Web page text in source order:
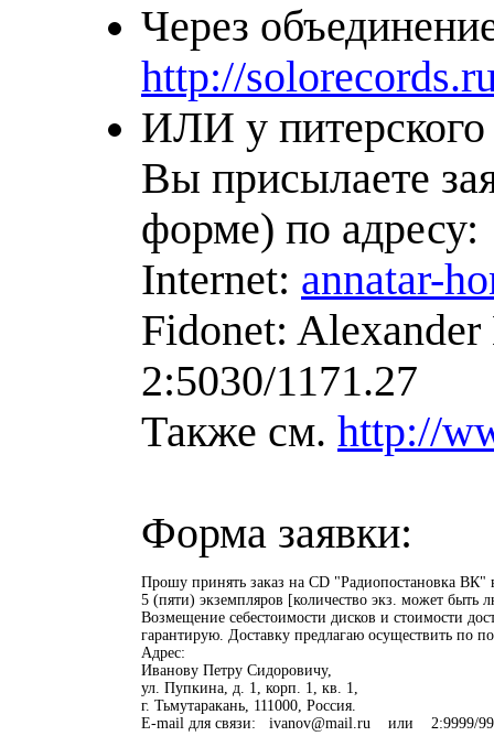
Через
http://
ИЛИ у питерского
Вы присылаете
форме) по адресу:
Internet: annatar-
Fidonet:
2:5030/1171.27
Также см. http://
Форма заявки:
Прошу принять заказ на CD "Радиопостановка ВК"
5 (пяти) экземпляров [количество экз. может быть
Возмещение себестоимости дисков и стоимости
гарантирую. Доставку предлагаю осуществить по
Адрес:
Иванову Петру Сидоровичу,
ул. Пупкина, д. 1, корп. 1, кв. 1,
г. Тьмутаракань, 111000, Россия.